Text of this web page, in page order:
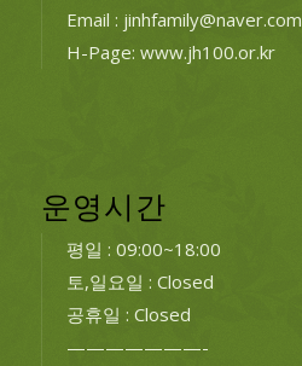
Email : jinhfamily@naver.com
H-Page: www.jh100.or.kr
운영시간
평일 : 09:00~18:00
토,일요일 : Closed
공휴일 : Closed
———————-